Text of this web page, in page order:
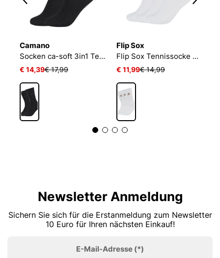
Camano
Socken ca-soft 3in1 Tencel Wolle Bambus
€ 14,39€ 17,99
Flip Sox
Flip Sox Tennissocke mit Motiv Flip Sox Tennissocke mit Motiv
€ 11,99€ 14,99
Newsletter Anmeldung
Sichern Sie sich für die Erstanmeldung zum Newsletter
10 Euro für Ihren nächsten Einkauf!
E-Mail-Adresse (*)